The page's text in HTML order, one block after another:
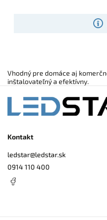
Vhodný pre domáce aj
inštalovateľný a efektívny.
Kontakt
ledstar@ledstar.sk
0914 110 400